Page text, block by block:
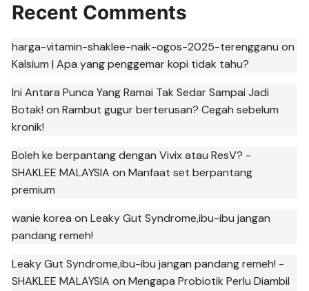
Recent Comments
harga-vitamin-shaklee-naik-ogos-2025-terengganu on
Kalsium | Apa yang penggemar kopi tidak tahu?
Ini Antara Punca Yang Ramai Tak Sedar Sampai Jadi
Botak! onRambut gugur berterusan? Cegah sebelum
kronik!
Boleh ke berpantang dengan Vivix atau ResV? -
SHAKLEE MALAYSIA onManfaat set berpantang
premium
wanie korea onLeaky Gut Syndrome,ibu-ibu jangan
pandang remeh!
Leaky Gut Syndrome,ibu-ibu jangan pandang remeh! -
SHAKLEE MALAYSIA onMengapa Probiotik Perlu Diambil